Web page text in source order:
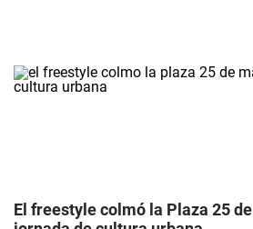
El freestyle colmó la Plaza 25